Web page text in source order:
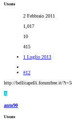
Utente
2 Febbraio 2011
1,017
10
415
1 Luglio 2013
#12
http://bellicapelli.forumfree.it/
A
anto90
Utente